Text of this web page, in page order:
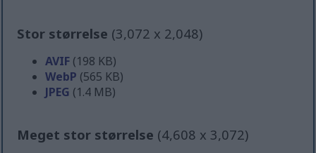
Stor størrelse (3,072 x 2,048)
AVIF (198 KB)
WebP (565 KB)
JPEG (1.4 MB)
Meget stor størrelse (4,608 x 3,072)